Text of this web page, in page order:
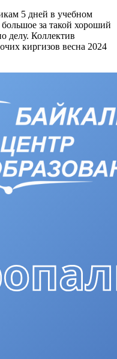
5 дней в учебном
за такой хороший
делу. Коллектив
киргизов весна 2024